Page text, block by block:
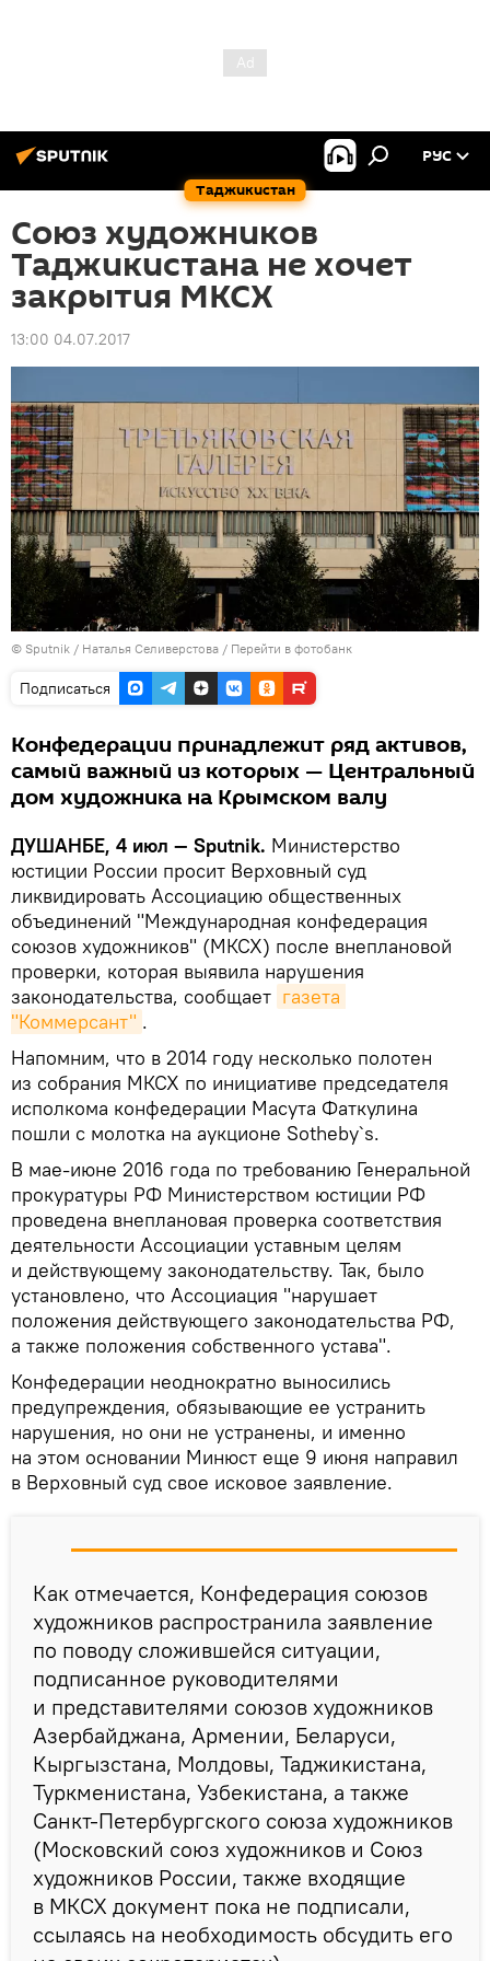
Таджикистан
РУС
Союз художников
Таджикистана не хочет
закрытия МКСХ
13:00 04.07.2017
© Sputnik / Наталья Селиверстова / Перейти в фотобанк
Подписаться
Конфедерации принадлежит ряд активов,
самый важный из которых — Центральный
дом художника на Крымском валу
ДУШАНБЕ, 4 июл — Sputnik. Министерство
юстиции России просит Верховный суд
ликвидировать Ассоциацию общественных
объединений "Международная конфедерация
союзов художников" (МКСХ) после внеплановой
проверки, которая выявила нарушения
законодательства, сообщает газета
"Коммерсант" .
Напомним, что в 2014 году несколько полотен
из собрания МКСХ по инициативе председателя
исполкома конфедерации Масута Фаткулина
пошли с молотка на аукционе Sotheby`s.
В мае-июне 2016 года по требованию Генеральной
прокуратуры РФ Министерством юстиции РФ
проведена внеплановая проверка соответствия
деятельности Ассоциации уставным целям
и действующему законодательству. Так, было
установлено, что Ассоциация "нарушает
положения действующего законодательства РФ,
а также положения собственного устава".
Конфедерации неоднократно выносились
предупреждения, обязывающие ее устранить
нарушения, но они не устранены, и именно
на этом основании Минюст еще 9 июня направил
в Верховный суд свое исковое заявление.
Как отмечается, Конфедерация союзов
художников распространила заявление
по поводу сложившейся ситуации,
подписанное руководителями
и представителями союзов художников
Азербайджана, Армении, Беларуси,
Кыргызстана, Молдовы, Таджикистана,
Туркменистана, Узбекистана, а также
Санкт-Петербургского союза художников
(Московский союз художников и Союз
художников России, также входящие
в МКСХ документ пока не подписали,
ссылаясь на необходимость обсудить его